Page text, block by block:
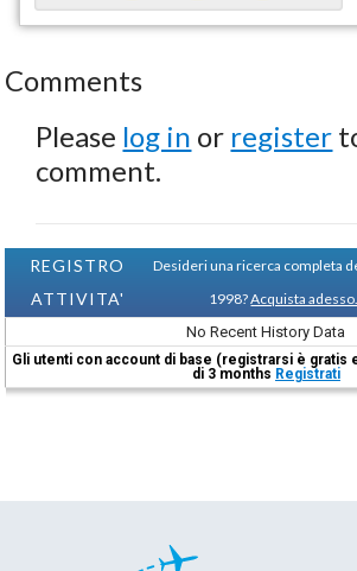
Comments
Please log in or register
comment.
REGISTRO
ATTIVITA'
Desideri una ricerca completa
1998?Acquista
No Recent History Data
Gli utenti con account di base (registrarsi è gratis
di 3 months Registrati